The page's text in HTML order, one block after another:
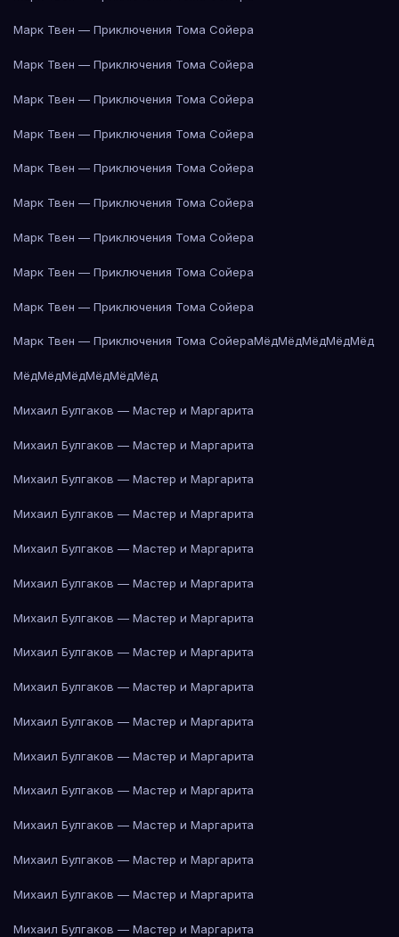
Марк Твен — Приключения Тома Сойера
Марк Твен — Приключения Тома Сойера
Марк Твен — Приключения Тома Сойера
Марк Твен — Приключения Тома Сойера
Марк Твен — Приключения Тома Сойера
Марк Твен — Приключения Тома Сойера
Марк Твен — Приключения Тома Сойера
Марк Твен — Приключения Тома Сойера
Марк Твен — Приключения Тома Сойера
Марк Твен — Приключения Тома СойераМёдМёдМёдМёдМёд
МёдМёдМёдМёдМёдМёд
Михаил Булгаков — Мастер и Маргарита
Михаил Булгаков — Мастер и Маргарита
Михаил Булгаков — Мастер и Маргарита
Михаил Булгаков — Мастер и Маргарита
Михаил Булгаков — Мастер и Маргарита
Михаил Булгаков — Мастер и Маргарита
Михаил Булгаков — Мастер и Маргарита
Михаил Булгаков — Мастер и Маргарита
Михаил Булгаков — Мастер и Маргарита
Михаил Булгаков — Мастер и Маргарита
Михаил Булгаков — Мастер и Маргарита
Михаил Булгаков — Мастер и Маргарита
Михаил Булгаков — Мастер и Маргарита
Михаил Булгаков — Мастер и Маргарита
Михаил Булгаков — Мастер и Маргарита
Михаил Булгаков — Мастер и Маргарита